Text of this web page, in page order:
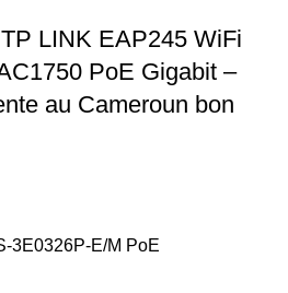
LINK EAP245 WiFi
PoE Gigabit –
au Cameroun bon